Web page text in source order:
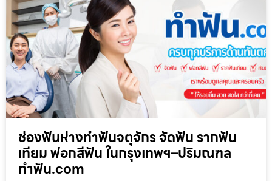
ช่องฟันห่างทำฟันจตุจักร จัดฟัน รากฟัน
เทียม ฟอกสีฟัน ในกรุงเทพฯ–ปริมณฑล
ทำฟัน.com